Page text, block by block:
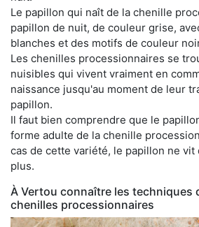
Le papillon qui naît de la chenille
papillon de nuit, de couleur grise,
blanches et des motifs de couleur
Les chenilles processionnaires se
nuisibles qui vivent vraiment en
naissance jusqu'au moment de leur
papillon.
Il faut bien comprendre que le
forme adulte de la chenille
cas de cette variété, le papillon ne vit
plus.
À Vertou connaître les techniques
chenilles processionnaires